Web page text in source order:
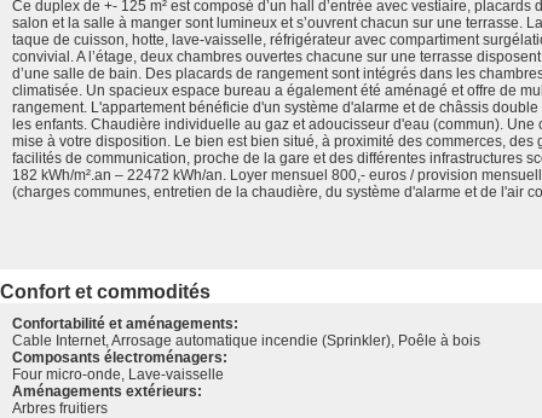
Ce duplex de +- 125 m² est composé d’un hall d’entrée avec vestiaire, placards
salon et la salle à manger sont lumineux et s’ouvrent chacun sur une terrasse.
taque de cuisson, hotte, lave-vaisselle, réfrigérateur avec compartiment
convivial. A l’étage, deux chambres ouvertes chacune sur une terrasse
d’une salle de bain. Des placards de rangement sont intégrés dans les
climatisée. Un spacieux espace bureau a également été aménagé et offre de
rangement. L'appartement bénéficie d'un système d'alarme et de châssis
les enfants. Chaudière individuelle au gaz et adoucisseur d'eau (commun). Une
mise à votre disposition. Le bien est bien situé, à proximité des commerces, des
facilités de communication, proche de la gare et des différentes infrastructures
182 kWh/m².an – 22472 kWh/an. Loyer mensuel 800,- euros / provision
(charges communes, entretien de la chaudière, du système d'alarme et de l'air
Confort et commodités
Confortabilité et aménagements:
Cable Internet, Arrosage automatique incendie (Sprinkler), Poêle à bois
Composants électroménagers:
Four micro-onde, Lave-vaisselle
Aménagements extérieurs:
Arbres fruitiers